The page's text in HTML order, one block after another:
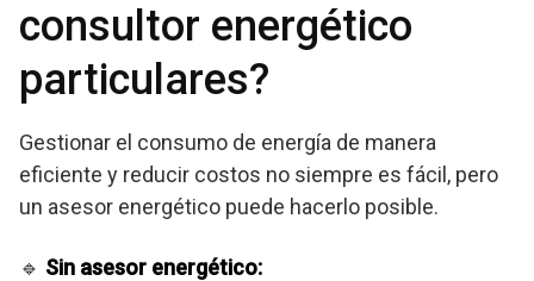
consultor energético
particulares?
Gestionar el consumo de energía de manera
eficiente y reducir costos no siempre es fácil, pero
un asesor energético puede hacerlo posible.
🔹 Sin asesor energético: